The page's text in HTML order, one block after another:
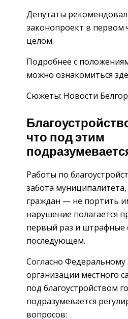
Депутаты
законопроект в первом
целом.
Подробнее с
можно ознакомиться
Сюжеты: Новости
что под этим
Работы по
забота муниципалитета,
граждан — не портить
нарушение полагается
первый раз и штрафные
последующем.
Согласно
организации местного
под благоустройством
подразумевается
вопросов: